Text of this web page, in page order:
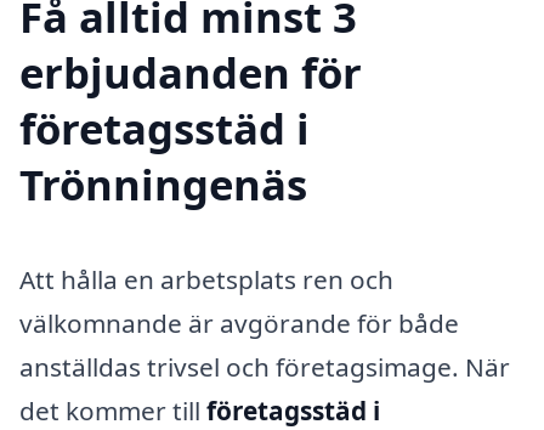
Få alltid minst 3
erbjudanden för
företagsstäd i
Trönningenäs
Att hålla en arbetsplats ren och
välkomnande är avgörande för både
anställdas trivsel och företagsimage. När
det kommer till företagsstäd i